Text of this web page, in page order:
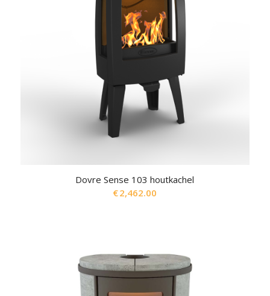
Dovre Sense 103 houtkachel
€2,462.00